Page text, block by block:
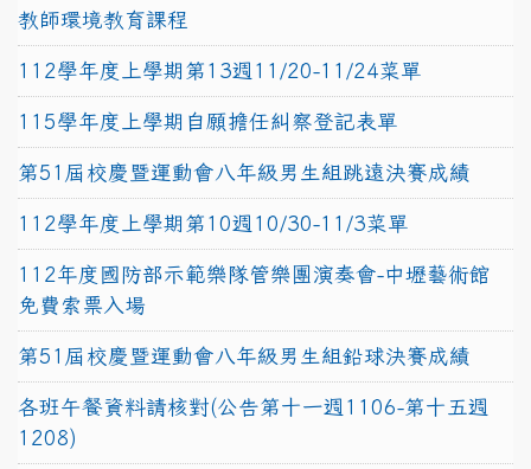
教師環境教育課程
112學年度上學期第13週11/20-11/24菜單
115學年度上學期自願擔任糾察登記表單
第51屆校慶暨運動會八年級男生組跳遠決賽成績
112學年度上學期第10週10/30-11/3菜單
112年度國防部示範樂隊管樂團演奏會-中壢藝術館
免費索票入場
第51屆校慶暨運動會八年級男生組鉛球決賽成績
各班午餐資料請核對(公告第十一週1106-第十五週
1208)